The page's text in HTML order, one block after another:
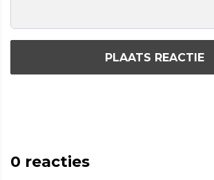
PLAATS REACTIE
0 reacties